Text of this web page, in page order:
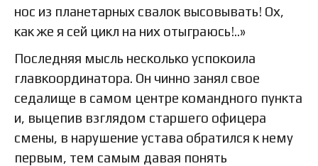
нос из планетарных свалок высовывать! Ох,
как же я сей цикл на них отыграюсь!..»
Последняя мысль несколько успокоила
главкоординатора. Он чинно занял свое
седалище в самом центре командного пункта
и, выцепив взглядом старшего офицера
смены, в нарушение устава обратился к нему
первым, тем самым давая понять